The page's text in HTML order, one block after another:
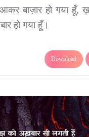
बाज़ार हो गया हूँ,
हो गया हूँ।
Download